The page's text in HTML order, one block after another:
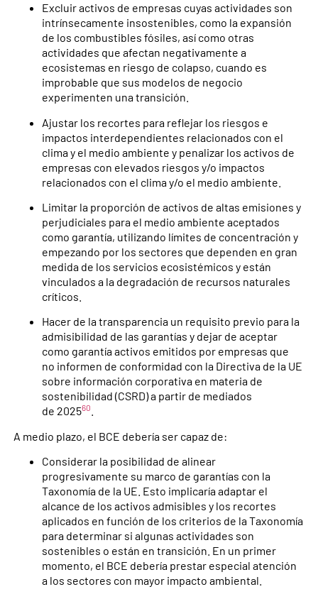
Excluir activos de empresas cuyas actividades son
intrínsecamente insostenibles, como la expansión
de los combustibles fósiles, así como otras
actividades que afectan negativamente a
ecosistemas en riesgo de colapso, cuando es
improbable que sus modelos de negocio
experimenten una transición.
Ajustar los recortes para reflejar los riesgos e
impactos interdependientes relacionados con el
clima y el medio ambiente y penalizar los activos de
empresas con elevados riesgos y/o impactos
relacionados con el clima y/o el medio ambiente.
Limitar la proporción de activos de altas emisiones y
perjudiciales para el medio ambiente aceptados
como garantía, utilizando límites de concentración y
empezando por los sectores que dependen en gran
medida de los servicios ecosistémicos y están
vinculados a la degradación de recursos naturales
críticos.
Hacer de la transparencia un requisito previo para la
admisibilidad de las garantías y dejar de aceptar
como garantía activos emitidos por empresas que
no informen de conformidad con la Directiva de la UE
sobre información corporativa en materia de
sostenibilidad (CSRD) a partir de mediados
de 202560
A medio plazo, el BCE debería ser capaz de:
Considerar la posibilidad de alinear
progresivamente su marco de garantías con la
Taxonomía de la UE. Esto implicaría adaptar el
alcance de los activos admisibles y los recortes
aplicados en función de los criterios de la Taxonomía
para determinar si algunas actividades son
sostenibles o están en transición. En un primer
momento, el BCE debería prestar especial atención
a los sectores con mayor impacto ambiental.